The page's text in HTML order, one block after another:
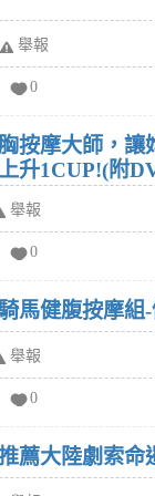
舉報
0
按摩大師，
升1CUP!(附
舉報
0
馬健腹按摩組
舉報
0
薦大陸劇索